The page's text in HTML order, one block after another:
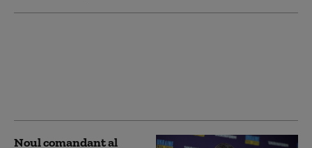
Noul comandant al